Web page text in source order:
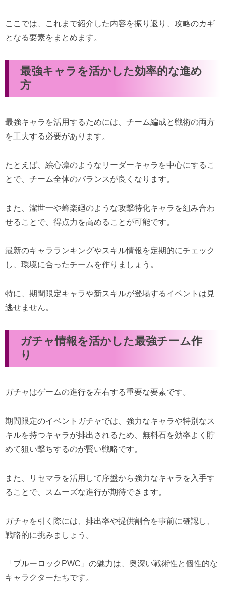
ここでは、これまで紹介した内容を振り返り、攻略のカギ
となる要素をまとめます。
最強キャラを活かした効率的な進め
方
最強キャラを活用するためには、チーム編成と戦術の両方
を工夫する必要があります。
たとえば、絵心凛のようなリーダーキャラを中心にするこ
とで、チーム全体のバランスが良くなります。
また、潔世一や蜂楽廻のような攻撃特化キャラを組み合わ
せることで、得点力を高めることが可能です。
最新のキャラランキングやスキル情報を定期的にチェック
し、環境に合ったチームを作りましょう。
特に、期間限定キャラや新スキルが登場するイベントは見
逃せません。
ガチャ情報を活かした最強チーム作
り
ガチャはゲームの進行を左右する重要な要素です。
期間限定のイベントガチャでは、強力なキャラや特別なス
キルを持つキャラが排出されるため、無料石を効率よく貯
めて狙い撃ちするのが賢い戦略です。
また、リセマラを活用して序盤から強力なキャラを入手す
ることで、スムーズな進行が期待できます。
ガチャを引く際には、排出率や提供割合を事前に確認し、
戦略的に挑みましょう。
「ブルーロックPWC」の魅力は、奥深い戦術性と個性的な
キャラクターたちです。